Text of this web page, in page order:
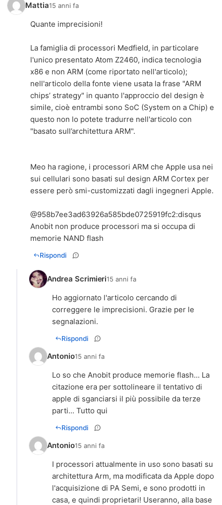
Mattia15 anni fa
Quante imprecisioni!
La famiglia di processori Medfield, in particolare
l'unico presentato Atom Z2460, indica tecnologia
x86 e non ARM (come riportato nell'articolo);
nell'articolo della fonte viene usata la frase "ARM
chips’ strategy" in quanto l'approccio del design è
simile, cioè entrambi sono SoC (System on a Chip) e
questo non lo potete tradurre nell'articolo con
"basato sull’architettura ARM".
Meo ha ragione, i processori ARM che Apple usa nei
sui cellulari sono basati sul design ARM Cortex per
essere però smi-customizzati dagli ingegneri Apple.
@958b7ee3ad63926a585bde0725919fc2:disqus
Anobit non produce processori ma si occupa di
memorie NAND flash
Rispondi
Andrea Scrimieri15 anni fa
Ho aggiornato l'articolo cercando di
correggere le imprecisioni. Grazie per le
segnalazioni.
Rispondi
Antonio15 anni fa
Lo so che Anobit produce memorie flash... La
citazione era per sottolineare il tentativo di
apple di sganciarsi il più possibile da terze
parti... Tutto qui
Rispondi
Antonio15 anni fa
I processori attualmente in uso sono basati su
architettura Arm, ma modificata da Apple dopo
l'acquisizione di PA Semi, e sono prodotti in
casa, e quindi proprietari! Useranno, alla base